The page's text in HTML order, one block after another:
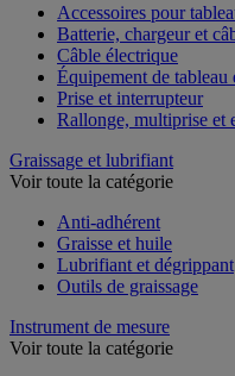
Accessoires pour
Batterie, chargeur et
Câble électrique
Équipement de tableau
Prise et interrupteur
Rallonge, multiprise et
Graissage et lubrifiant
Voir toute la catégorie
Anti-adhérent
Graisse et huile
Lubrifiant et dégrippant
Outils de graissage
Instrument de mesure
Voir toute la catégorie